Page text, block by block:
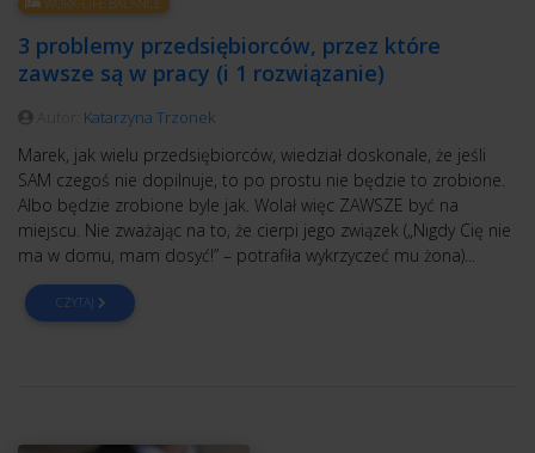
WORK-LIFE BALANCE
3 problemy przedsiębiorców, przez które
zawsze są w pracy (i 1 rozwiązanie)
Katarzyna Trzonek
Marek, jak wielu przedsiębiorców, wiedział doskonale, że jeśli
SAM czegoś nie dopilnuje, to po prostu nie będzie to zrobione.
Albo będzie zrobione byle jak. Wolał więc ZAWSZE być na
miejscu. Nie zważając na to, że cierpi jego związek („Nigdy Cię nie
ma w domu, mam dosyć!” – potrafiła wykrzyczeć mu żona)...
CZYTAJ